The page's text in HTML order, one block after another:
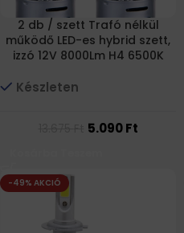
2 db / szett Trafó nélkül
működő LED-es hybrid szett,
izzó 12V 8000Lm H4 6500K
Készleten
5.090Ft
-49% AKCIÓ